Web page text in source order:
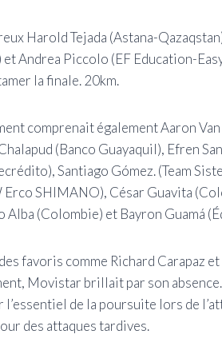
Harold Tejada (Astana-
Andrea Piccolo (EF Education-
la finale. 20km.
comprenait également Aaron
(Banco Guayaquil), Efren
Santiago Gómez. (Team
Erco SHIMANO), César Guavita
Alba (Colombie) et Bayron Guamá
favoris comme Richard Carapaz
Movistar brillait par son absence.
l’essentiel de la poursuite lors de
des attaques tardives.